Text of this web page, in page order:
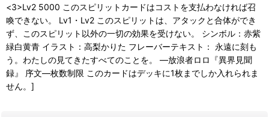
<3>Lv2 5000 このスピリットカードはコストを支払わなければ召
喚できない。 Lv1・Lv2 このスピリットは、アタックと合体ができ
ず、このスピリット以外の一切の効果を受けない。 シンボル：赤紫
緑白黄青 イラスト：高梨かりた フレーバーテキスト： 永遠に刻も
う。わたしの見てきたすべてのことを。 ―放浪者ロロ『異界見聞
録』 序文―枚数制限 このカードはデッキに1枚までしか入れられま
せん。]